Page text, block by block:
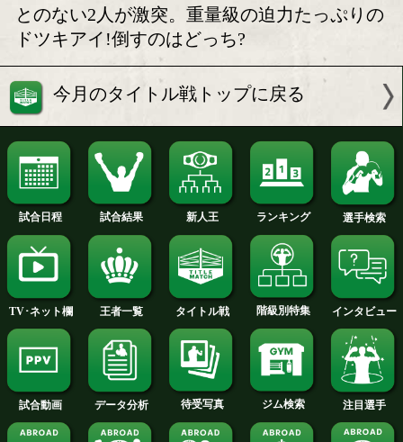
胡朋宏 倒してハッキリさ
せる! 内
西田光と黒田雅之が登場 第38回チャンピオ
バル発表会
ボクモバの注目